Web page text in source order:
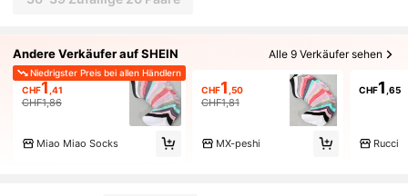
Andere Verkäufer auf SHEIN Alle 9 Verkäufer sehen
Niedrigster Preis bei allen Händlern
CHF1 ,41
CHF1,86
Miao Miao Socks
CHF1 ,50
CHF1,81
MX-peshi
CHF1 ,65
Rucci